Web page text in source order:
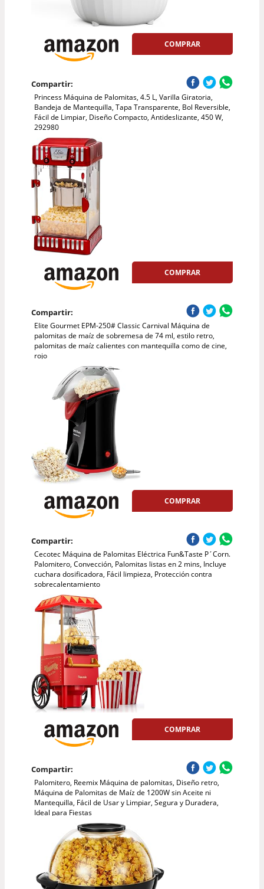
COMPRAR
Compartir:
Princess Máquina de Palomitas, 4.5 L, Varilla Giratoria,
Bandeja de Mantequilla, Tapa Transparente, Bol Reversible,
Fácil de Limpiar, Diseño Compacto, Antideslizante, 450 W,
292980
COMPRAR
Compartir:
Elite Gourmet EPM-250# Classic Carnival Máquina de
palomitas de maíz de sobremesa de 74 ml, estilo retro,
palomitas de maíz calientes con mantequilla como de cine,
rojo
COMPRAR
Compartir:
Cecotec Máquina de Palomitas Eléctrica Fun&Taste P´Corn.
Palomitero, Convección, Palomitas listas en 2 mins, Incluye
cuchara dosificadora, Fácil limpieza, Protección contra
sobrecalentamiento
COMPRAR
Compartir:
Palomitero, Reemix Máquina de palomitas, Diseño retro,
Máquina de Palomitas de Maíz de 1200W sin Aceite ni
Mantequilla, Fácil de Usar y Limpiar, Segura y Duradera,
Ideal para Fiestas